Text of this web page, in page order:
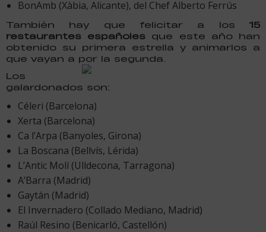
BonAmb (Xàbia, Alicante), del Chef Alberto Ferrús
También hay que felicitar a los 15
restaurantes españoles que este año han
obtenido su primera estrella y animarlos a
que vayan a por la segunda.
Los
galardonados son:
Céleri (Barcelona)
Xerta (Barcelona)
Ca l’Arpa (Banyoles, Girona)
La Boscana (Bellvís, Lérida)
L’Antic Molí (Ulldecona, Tarragona)
A’Barra (Madrid)
Gaytán (Madrid)
El Invernadero (Collado Mediano, Madrid)
Raúl Resino (Benicarló, Castellón)